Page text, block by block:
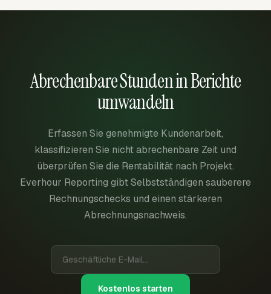
Abrechenbare Stunden in Berichte
umwandeln
Erfassen Sie genehmigte Kundenarbeit,
klassifizieren Sie nicht abrechenbare Zeit und
überprüfen Sie die Rentabilität nach Projekt.
Everhour Reporting gibt Selbstständigen sauberere
Rechnungschecks und einen stärkeren
Abrechnungsnachweis.
Kostenlos starten